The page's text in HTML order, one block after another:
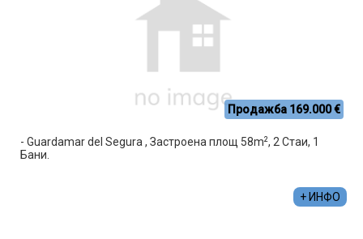
Продажба 169.000 €
- Guardamar del Segura , Застроена площ 58m2, 2 Стаи, 1
Бани.
+ ИНФО